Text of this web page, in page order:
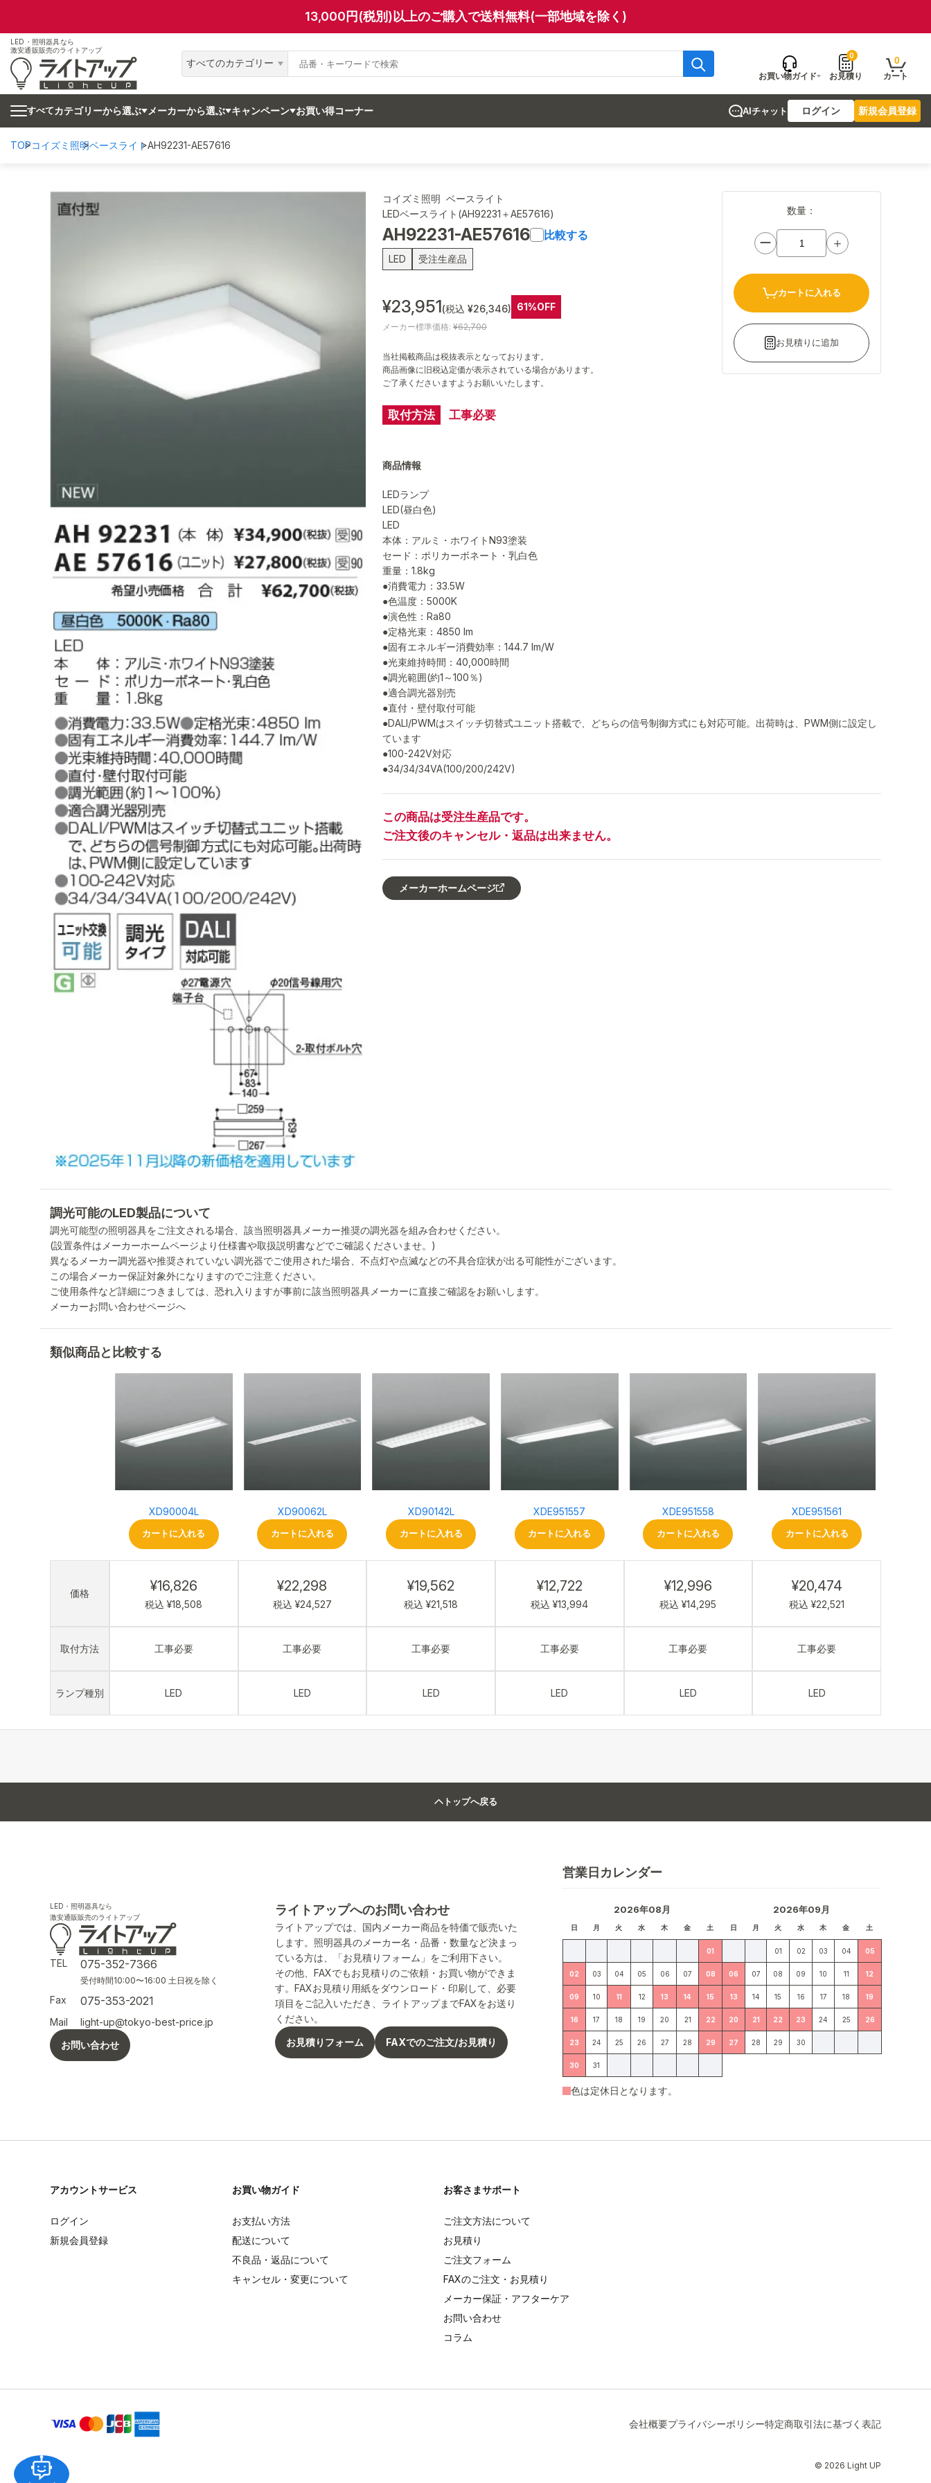
13,000円(税別)以上のご購入で送料無料(一部地域を除く)
LED・照明器具なら
激安通販販売のライトアップ
すべてのカテゴリー
お買い物ガイド
0
お見積り
0
カート
すべてカテゴリーから選ぶ メーカーから選ぶ キャンペーン お買い得コーナー AIチャット ログイン 新規会員登録
TOPコイズミ照明ベースライトAH92231-AE57616
コイズミ照明 ベースライト
LEDベースライト(AH92231＋AE57616)
AH92231-AE57616 比較する
LED 受注生産品
¥23,951(税込 ¥26,346) 61%OFF
メーカー標準価格: ¥62,700
当社掲載商品は税抜表示となっております。
商品画像に旧税込定価が表示されている場合があります。
ご了承くださいますようお願いいたします。
取付方法 工事必要
数量：
ー ＋
カートに入れる
お見積りに追加
この商品は受注生産品です。
ご注文後のキャンセル・返品は出来ません。
商品情報
LEDランプ
LED(昼白色)
LED
本体：アルミ・ホワイトN93塗装
セード：ポリカーボネート・乳白色
重量：1.8kg
●消費電力：33.5W
●色温度：5000K
●演色性：Ra80
●定格光束：4850 lm
●固有エネルギー消費効率：144.7 lm/W
●光束維持時間：40,000時間
●調光範囲(約1～100％)
●適合調光器別売
●直付・壁付取付可能
●DALI/PWMはスイッチ切替式ユニット搭載で、どちらの信号制御方式にも対応可能。出荷時は、PWM側に設定し
ています
●100-242V対応
●34/34/34VA(100/200/242V)
メーカーホームページ
調光可能のLED製品について
調光可能型の照明器具をご注文される場合、該当照明器具メーカー推奨の調光器を組み合わせください。
(設置条件はメーカーホームページより仕様書や取扱説明書などでご確認くださいませ。)
異なるメーカー調光器や推奨されていない調光器でご使用された場合、不点灯や点滅などの不具合症状が出る可能性がございます。
この場合メーカー保証対象外になりますのでご注意ください。
ご使用条件など詳細につきましては、恐れ入りますが事前に該当照明器具メーカーに直接ご確認をお願いします。
メーカーお問い合わせページへ
類似商品と比較する
価格
取付方法
ランプ種別
XD90004L
カートに入れる
¥16,826
税込 ¥18,508
工事必要
LED
XD90062L
カートに入れる
¥22,298
税込 ¥24,527
工事必要
LED
XD90142L
カートに入れる
¥19,562
税込 ¥21,518
工事必要
LED
XDE951557
カートに入れる
¥12,722
税込 ¥13,994
工事必要
LED
XDE951558
カートに入れる
¥12,996
税込 ¥14,295
工事必要
LED
XDE951561
カートに入れる
¥20,474
税込 ¥22,521
工事必要
LED
トップへ戻る
LED・照明器具なら
激安通販販売のライトアップ
TEL 075-352-7366
受付時間10:00〜16:00 土日祝を除く
Fax 075-353-2021
Mail
light-up@tokyo-best-price.jp
お問い合わせ
ライトアップへのお問い合わせ
ライトアップでは、国内メーカー商品を特価で販売いた
します。照明器具のメーカー名・品番・数量など決まっ
ている方は、「お見積りフォーム」をご利用下さい。
その他、FAXでもお見積りのご依頼・お買い物ができま
す。FAXお見積り用紙をダウンロード・印刷して、必要
項目をご記入いただき、ライトアップまでFAXをお送り
ください。
お見積りフォーム
FAXでのご注文/お見積り
営業日カレンダー
2026年08月
日 月 火 水 木 金 土
01
02 03 04 05 06 07 08
09 10 11 12 13 14 15
16 17 18 19 20 21 22
23 24 25 26 27 28 29
30 31
2026年09月
日 月 火 水 木 金 土
01 02 03 04 05
06 07 08 09 10 11 12
13 14 15 16 17 18 19
20 21 22 23 24 25 26
27 28 29 30
色は定休日となります。
アカウントサービス
ログイン
新規会員登録
お買い物ガイド
お支払い方法
配送について
不良品・返品について
キャンセル・変更について
お客さまサポート
ご注文方法について
お見積り
ご注文フォーム
FAXのご注文・お見積り
メーカー保証・アフターケア
お問い合わせ
コラム
会社概要プライバシーポリシー特定商取引法に基づく表記
© 2026 Light UP